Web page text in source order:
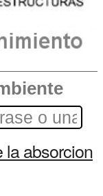
la absorcion